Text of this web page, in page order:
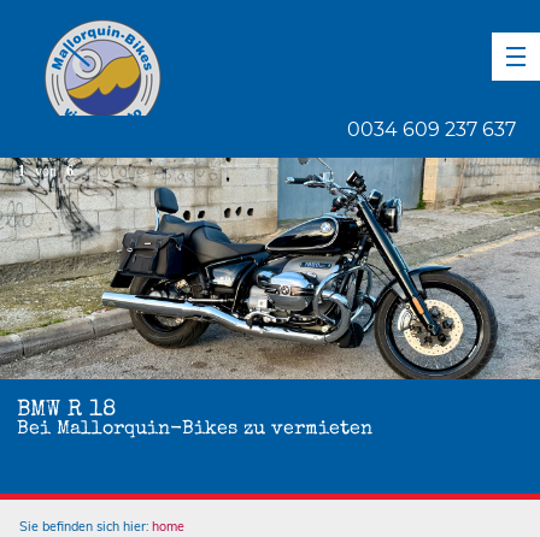
0034 609 237 637
BMW R 18
Bei Mallorquin-Bikes zu vermieten
1 von 6
Sie befinden sich hier: home